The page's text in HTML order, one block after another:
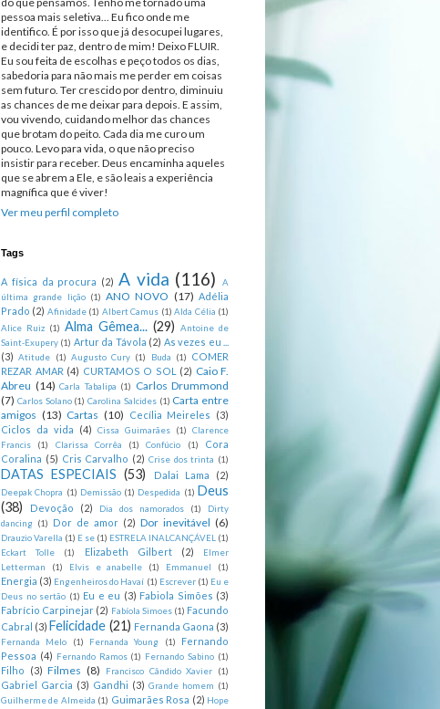
pessoa mais seletiva... Eu fico onde me
identifico. É por isso que já desocupei lugares,
e decidi ter paz, dentro de mim! Deixo FLUIR.
Eu sou feita de escolhas e peço todos os dias,
sabedoria para não mais me perder em coisas
sem futuro. Ter crescido por dentro, diminuiu
as chances de me deixar para depois. E assim,
vou vivendo, cuidando melhor das chances
que brotam do peito. Cada dia me curo um
pouco. Levo para vida, o que não preciso
insistir para receber. Deus encaminha aqueles
que se abrem a Ele, e são leais a experiência
magnífica que é viver!
Ver meu perfil completo
Tags
A física da procura (2) A vida (116)
A
última grande lição (1) ANO NOVO (17) Adélia
Prado (2) Afinidade (1) Albert Camus (1) Alda Célia (1)
Alice Ruiz (1) Alma Gêmea... (29)
Antoine de
Saint-Exupery (1) Artur da Távola (2) As vezes eu ...
(3) Atitude (1) Augusto Cury (1) Buda (1)
COMER
REZAR AMAR (4) CURTAMOS O SOL (2) Caio F.
Abreu (14) Carla Tabalipa (1)
Carlos Drummond
(7) Carlos Solano (1) Carolina Salcides (1) Carta entre
amigos (13) Cartas (10) Cecília Meireles
(3)
Ciclos da vida
(4) Cissa Guimarães (1)
Clarence
Francis
(1) Clarissa Corrêa (1) Confúcio (1)
Cora
Coralina (5) Cris Carvalho (2) Crise dos trinta (1)
DATAS ESPECIAIS (53) Dalai Lama (2)
Deepak Chopra (1) Demissão (1) Despedida (1) Deus
(38)
Devoção (2) Dia dos namorados (1)
Dirty
dancing (1) Dor de amor (2) Dor inevitável (6)
Drauzio Varella (1) E se (1) ESTRELA INALCANÇÁVEL (1)
Eckart Tolle
(1) Elizabeth Gilbert (2)
Elmer
Letterman
(1) Elvis e anabelle (1) Emmanuel (1)
Energia (3) Engenheiros do Havaí (1) Escrever (1) Eu e
Deus no sertão (1) Eu e eu (3) Fabiola Simões (3)
Fabrício Carpinejar (2) Fabíola Simoes (1) Facundo
Cabral (3) Felicidade (21) Fernanda Gaona (3)
Fernanda Melo (1) Fernanda Young (1)
Fernando
Pessoa (4) Fernando Ramos (1) Fernando Sabino (1)
Filho (3) Filmes (8) Francisco Cândido Xavier (1)
Gabriel Garcia (3) Gandhi (3) Grande homem (1)
Guilherme de Almeida (1) Guimarães Rosa (2) Hope